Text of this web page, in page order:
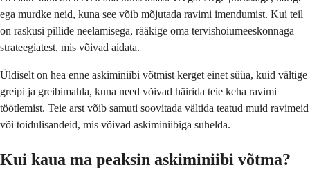
ega murdke neid, kuna see võib mõjutada ravimi imendumist. Kui teil
on raskusi pillide neelamisega, rääkige oma tervishoiumeeskonnaga
strateegiatest, mis võivad aidata.
Üldiselt on hea enne askiminiibi võtmist kerget einet süüa, kuid vältige
greipi ja greibimahla, kuna need võivad häirida teie keha ravimi
töötlemist. Teie arst võib samuti soovitada vältida teatud muid ravimeid
või toidulisandeid, mis võivad askiminiibiga suhelda.
Kui kaua ma peaksin askiminiibi võtma?